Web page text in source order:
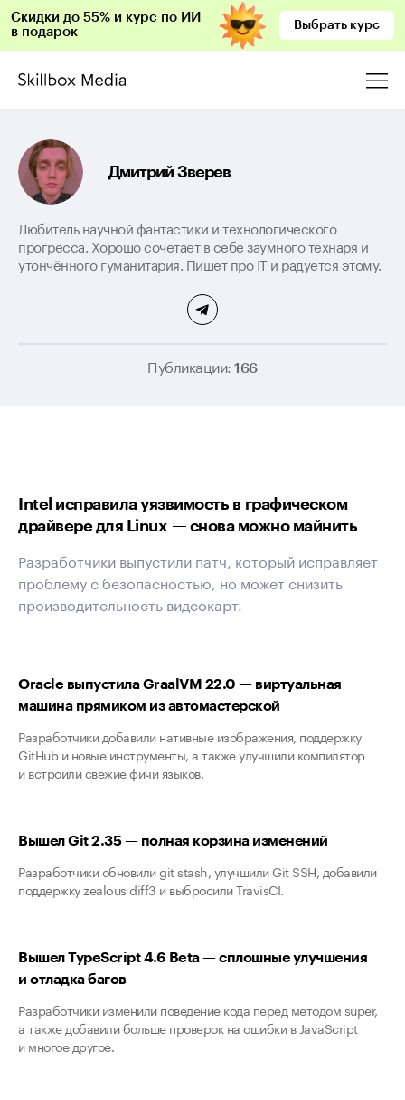
Скидки до 55% и курс по ИИ
в подарок
Выбрать курс
Дмитрий Зверев
Любитель научной фантастики и технологического
прогресса. Хорошо сочетает в себе заумного технаря и
утончённого гуманитария. Пишет про IT и радуется этому.
Публикации:166
Intel исправила уязвимость в графическом
драйвере для Linux — снова можно майнить
Разработчики выпустили патч, который исправляет
проблему с безопасностью, но может снизить
производительность видеокарт.
Oracle выпустила GraalVM 22.0 — виртуальная
машина прямиком из автомастерской
Разработчики добавили нативные изображения, поддержку
GitHub и новые инструменты, а также улучшили компилятор
и встроили свежие фичи языков.
Вышел Git 2.35 — полная корзина изменений
Разработчики обновили git stash, улучшили Git SSH, добавили
поддержку zealous diff3 и выбросили TravisCI.
Вышел TypeScript 4.6 Beta — сплошные улучшения
и отладка багов
Разработчики изменили поведение кода перед методом super,
а также добавили больше проверок на ошибки в JavaScript
и многое другое.